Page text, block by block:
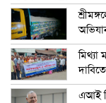
মিথ্যা
এআই